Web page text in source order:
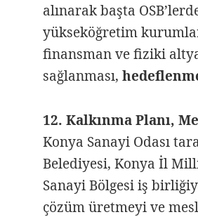
alınarak başta
yükseköğretim
finansman ve fiziki
sağlanması,
12. Kalkınma Planı,
Konya Sanayi Odası
Belediyesi, Konya İl
Sanayi Bölgesi iş
çözüm üretmeyi ve